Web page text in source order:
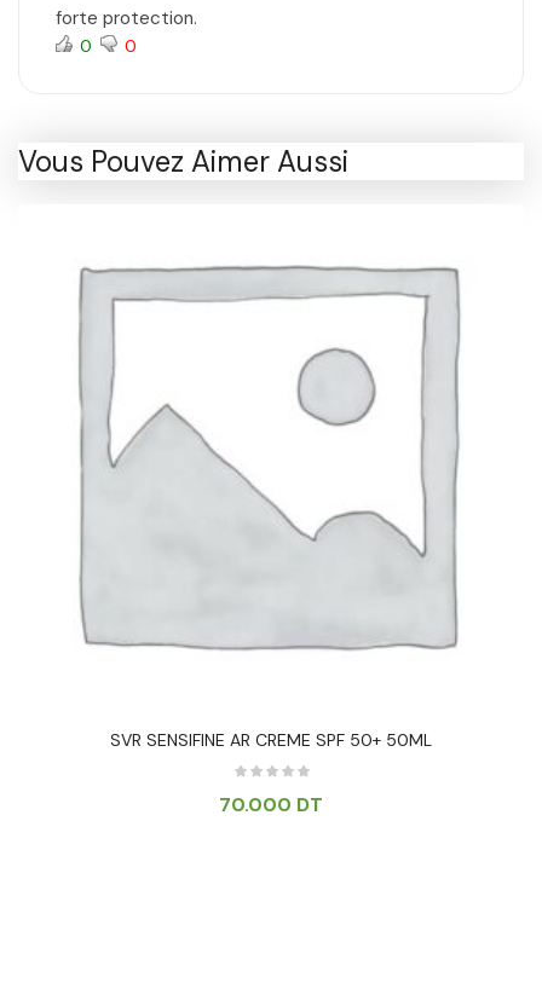
forte protection.
0 0
Vous Pouvez Aimer Aussi
SVR SENSIFINE AR CREME SPF 50+ 50ML
70.000 DT